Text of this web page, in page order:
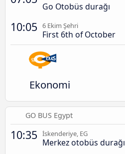
Go Otobüs durağı
10:05 6 Ekim Şehri
First 6th of October
Ekonomi
GO BUS Egypt
10:35 İskenderiye, EG
Merkez otobüs durağı